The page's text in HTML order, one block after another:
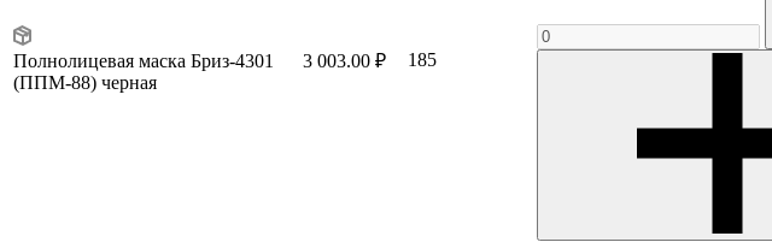
Полнолицевая маска Бриз-4301
(ППМ-88) черная
3 003.00 ₽ 185